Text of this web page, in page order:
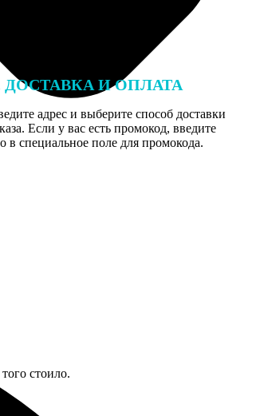
ДОСТАВКА И ОПЛАТА
адрес и выберите способ доставки
Если у вас есть промокод, введите
в специальное поле для промокода.
стоило.